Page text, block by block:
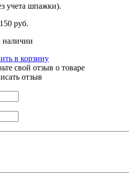
учета шпажки).
150 руб.
наличии
в корзину
свой отзыв о товаре
отзыв